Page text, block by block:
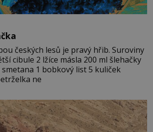
lesů je pravý hřib. Suroviny
cibule 2 lžíce másla 200 ml šlehačky
smetana 1 bobkový list 5 kuliček
ne